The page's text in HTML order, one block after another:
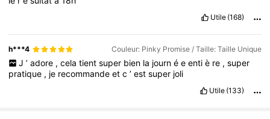
Utile (168)
h***4 Couleur: Pinky Promise / Taille: Taille Unique
J ’ adore , cela tient super bien la journ é e enti è re , super
pratique , je recommandeetc’estsuper joli
Utile (133)